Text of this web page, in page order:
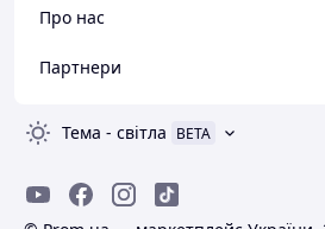
Про нас
Партнери
Тема - світла BETA